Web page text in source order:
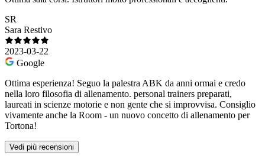
SR
Sara Restivo
2023-03-22
Google
Ottima esperienza! Seguo la palestra ABK da anni ormai e credo
nella loro filosofia di allenamento. personal trainers preparati,
laureati in scienze motorie e non gente che si improvvisa. Consiglio
vivamente anche la Room - un nuovo concetto di allenamento per
Tortona!
Vedi più recensioni